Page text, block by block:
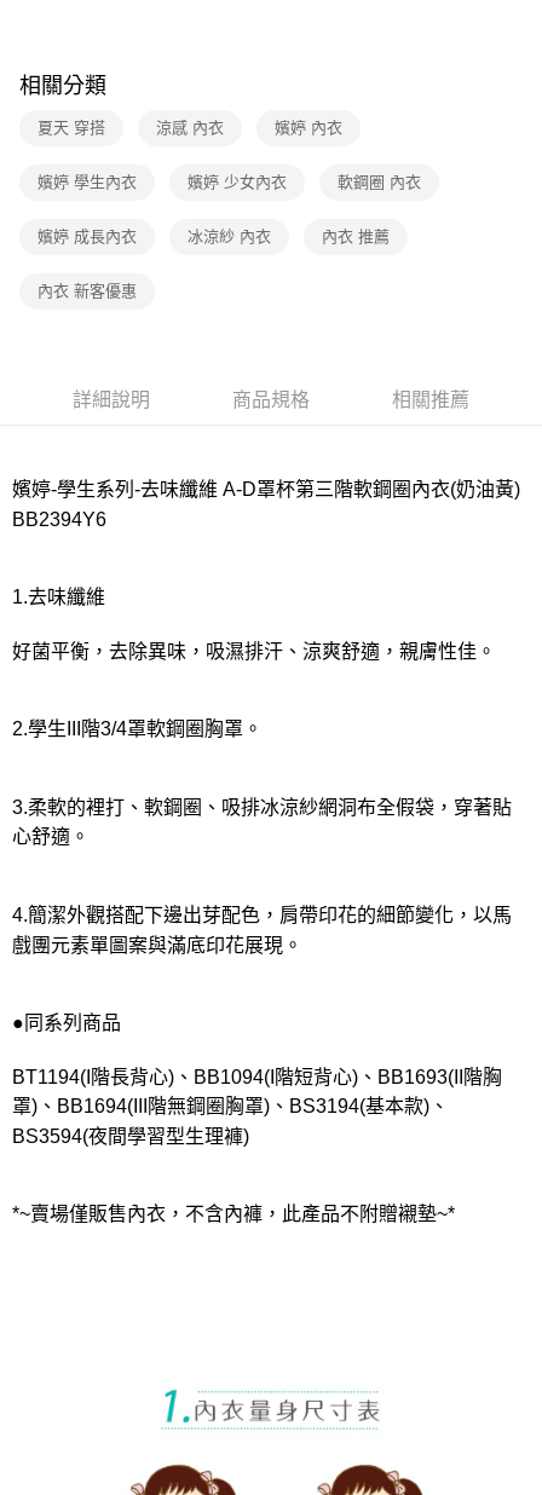
宅配
每筆NT$80，滿NT$1,000(含以上)免運費
付款後門市自取
相關分類
夏天 穿搭 涼感 內衣 嬪婷 內衣
嬪婷 學生內衣 嬪婷 少女內衣 軟鋼圈 內衣
嬪婷 成長內衣 冰涼紗 內衣 內衣 推薦
內衣 新客優惠
詳細說明 商品規格 相關推薦
嬪婷-學生系列-去味纖維 A-D罩杯第三階軟鋼圈內衣(奶油黃)
BB2394Y6
1.去味纖維
好菌平衡，去除異味，吸濕排汗、涼爽舒適，親膚性佳。
2.學生III階3/4罩軟鋼圈胸罩。
3.柔軟的裡打、軟鋼圈、吸排冰涼紗網洞布全假袋，穿著貼
心舒適。
4.簡潔外觀搭配下邊出芽配色，肩帶印花的細節變化，以馬
戲團元素單圖案與滿底印花展現。
●同系列商品
BT1194(I階長背心)、BB1094(I階短背心)、BB1693(II階胸
罩)、BB1694(III階無鋼圈胸罩)、BS3194(基本款)、
BS3594(夜間學習型生理褲)
*~賣場僅販售內衣，不含內褲，此產品不附贈襯墊~*